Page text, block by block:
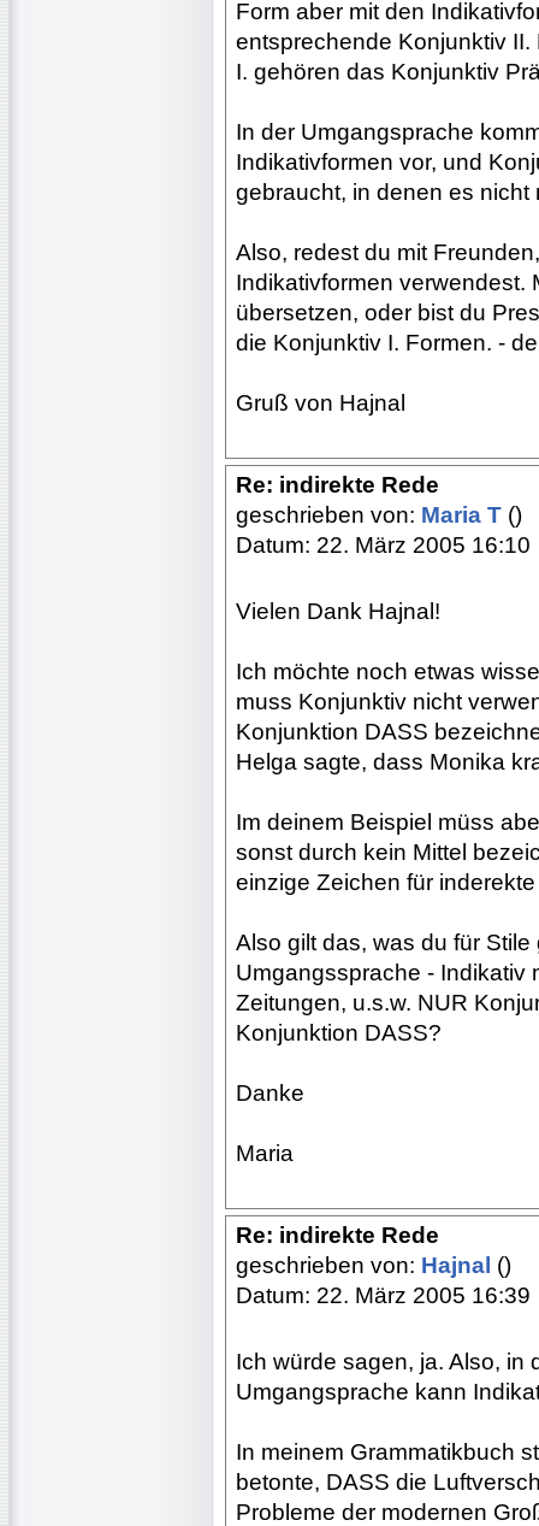
Form aber mit den
entsprechende Konjunktiv
I. gehören das Konjunktiv
In der Umgangsprache
Indikativformen vor, und
gebraucht, in denen es nicht
Also, redest du mit
Indikativformen verwendest.
übersetzen, oder bist du
die Konjunktiv I. Formen. -
Gruß von Hajnal
Re: indirekte Rede
geschrieben von: Maria T ()
Datum: 22. März 2005 16:10
Vielen Dank Hajnal!
Ich möchte noch etwas
muss Konjunktiv nicht
Konjunktion DASS
Helga sagte, dass Monika
Im deinem Beispiel müss
sonst durch kein Mittel
einzige Zeichen für
Also gilt das, was du für
Umgangssprache - Indikativ
Zeitungen, u.s.w. NUR
Konjunktion DASS?
Danke
Maria
Re: indirekte Rede
geschrieben von: Hajnal ()
Datum: 22. März 2005 16:39
Ich würde sagen, ja. Also, in
Umgangsprache kann
In meinem Grammatikbuch
betonte, DASS die
Probleme der modernen